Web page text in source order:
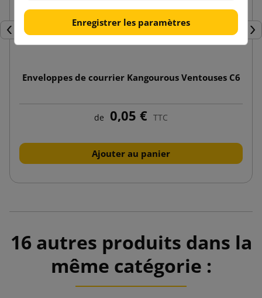
Précédent
Enveloppes de courrier Kangourous Ventouses C6
de 0,05 € TTC
Ajouter au panier
16 autres produits dans la
même catégorie :
Enregistrer les paramètres